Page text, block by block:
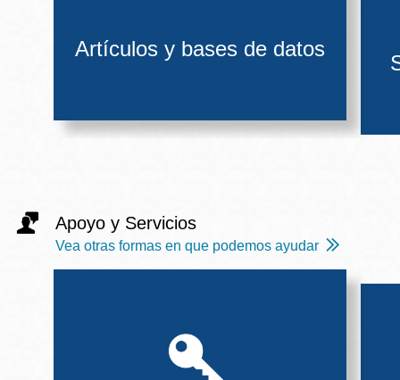
Artículos y bases de datos
Apoyo y Servicios
Vea otras formas en que podemos ayudar